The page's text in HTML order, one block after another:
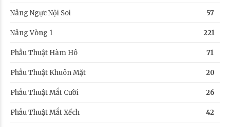
Nâng Ngực Nội Soi 57
Nâng Vòng 1 221
Phẫu Thuật Hàm Hô 71
Phẫu Thuật Khuôn Mặt 20
Phẫu Thuật Mắt Cười 26
Phẫu Thuật Mắt Xếch 42